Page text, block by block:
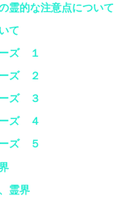
霊的な注意点について
て
ーズ １
ーズ ２
ーズ ３
ーズ ４
ーズ ５
霊界